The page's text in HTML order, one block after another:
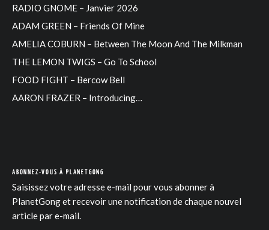
RADIO GNOME – Janvier 2026
ADAM GREEN – Friends Of Mine
AMELIA COBURN – Between The Moon And The Milkman
THE LEMON TWIGS – Go To School
FOOD FIGHT – Bercow Bell
AARON FRAZER – Introducing…
ABONNEZ-VOUS À PLANETGONG
Saisissez votre adresse e-mail pour vous abonner à
PlanetGong et recevoir une notification de chaque nouvel
article par e-mail.